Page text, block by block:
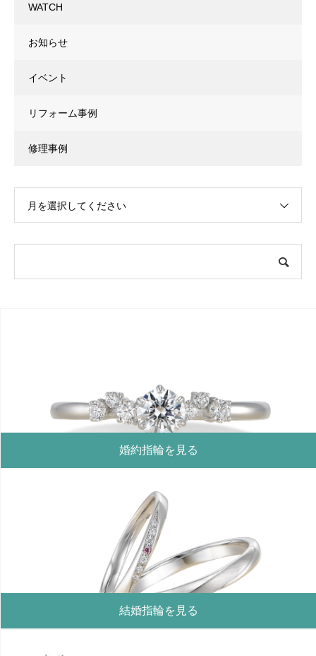
WATCH
お知らせ
イベント
リフォーム事例
修理事例
月を選択してください
婚約指輪を見る
結婚指輪を見る